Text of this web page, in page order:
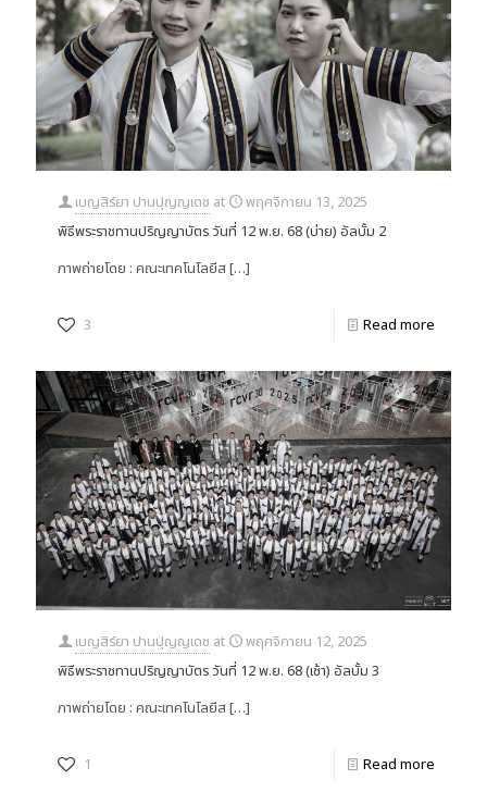
เบญสิร์ยา ปานปุญญเดช at
พฤศจิกายน 13, 2025
พิธีพระราชทานปริญญาบัตร วันที่ 12 พ.ย. 68 (บ่าย) อัลบั้ม 2
ภาพถ่ายโดย : คณะเทคโนโลยีส[…]
3 Read more
เบญสิร์ยา ปานปุญญเดช at
พฤศจิกายน 12, 2025
พิธีพระราชทานปริญญาบัตร วันที่ 12 พ.ย. 68 (เช้า) อัลบั้ม 3
ภาพถ่ายโดย : คณะเทคโนโลยีส[…]
1 Read more